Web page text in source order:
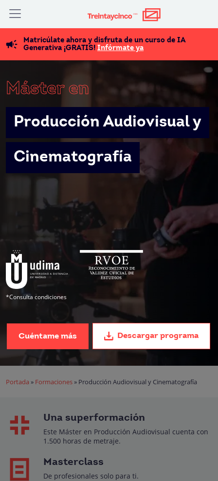
Matricúlate ahora y disfruta de un curso de IA
Generativa ¡GRATIS! Infórmate ya
Máster en
Producción Audiovisual y
Cinematografía
*Consulta condiciones
Cuéntame más Descargar programa
Portada » Formaciones » Producción Audiovisual y Cinematografía
Una superformación
Este Máster en Producción Audiovisual cuenta con
1.500 horas de metraje.
Masterclass
De profesionales solo para ti.